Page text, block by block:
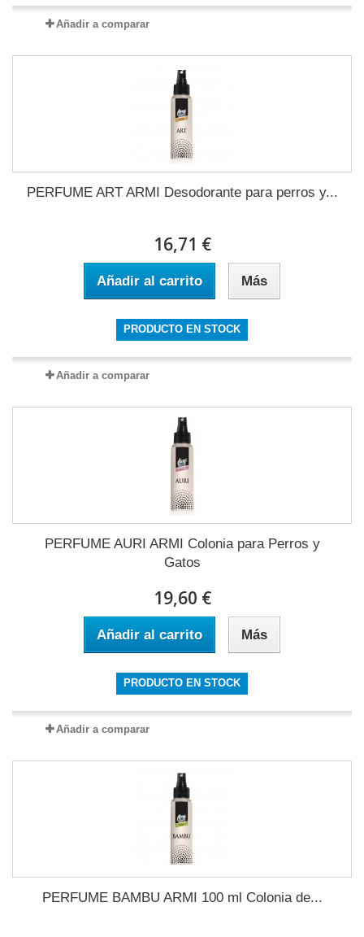
Añadir a comparar
PERFUME ART ARMI Desodorante para perros y...
16,71 €
Añadir al carrito Más
PRODUCTO EN STOCK
Añadir a comparar
PERFUME AURI ARMI Colonia para Perros y
Gatos
19,60 €
Añadir al carrito Más
PRODUCTO EN STOCK
Añadir a comparar
PERFUME BAMBU ARMI 100 ml Colonia de...